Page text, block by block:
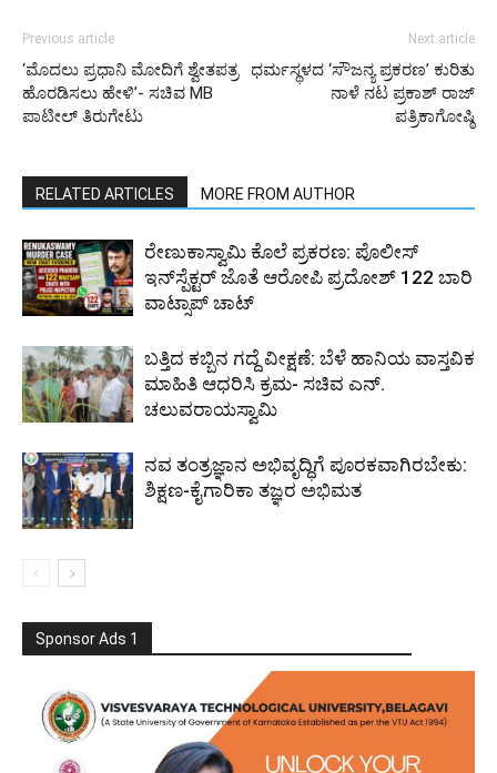
Previous article
‘ಮೊದಲು ಪ್ರಧಾನಿ ಮೋದಿಗೆ ಶ್ವೇತಪತ್ರ
ಹೊರಡಿಸಲು ಹೇಳಿ’- ಸಚಿವ MB
ಪಾಟೀಲ್ ತಿರುಗೇಟು
Next article
ಧರ್ಮಸ್ಥಳದ ‘ಸೌಜನ್ಯ ಪ್ರಕರಣ’ ಕುರಿತು
ನಾಳೆ ನಟ ಪ್ರಕಾಶ್ ರಾಜ್
ಪತ್ರಿಕಾಗೋಷ್ಠಿ
RELATED ARTICLES MORE FROM AUTHOR
ರೇಣುಕಾಸ್ವಾಮಿ ಕೊಲೆ ಪ್ರಕರಣ: ಪೊಲೀಸ್
ಇನ್‌ಸ್ಪೆಕ್ಟರ್‌ ಜೊತೆ ಆರೋಪಿ ಪ್ರದೋಶ್‌ 122 ಬಾರಿ
ವಾಟ್ಸಾಪ್ ಚಾಟ್
ಬತ್ತಿದ ಕಬ್ಬಿನ ಗದ್ದೆ ವೀಕ್ಷಣೆ: ಬೆಳೆ ಹಾನಿಯ ವಾಸ್ತವಿಕ
ಮಾಹಿತಿ ಆಧರಿಸಿ ಕ್ರಮ- ಸಚಿವ ಎನ್.
ಚಲುವರಾಯಸ್ವಾಮಿ
ನವ ತಂತ್ರಜ್ಞಾನ ಅಭಿವೃದ್ಧಿಗೆ ಪೂರಕವಾಗಿರಬೇಕು:
ಶಿಕ್ಷಣ-ಕೈಗಾರಿಕಾ ತಜ್ಞರ ಅಭಿಮತ
Sponsor Ads 1